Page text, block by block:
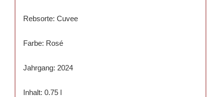
Rebsorte: Cuvee
Farbe: Rosé
Jahrgang: 2024
Inhalt: 0.75 l